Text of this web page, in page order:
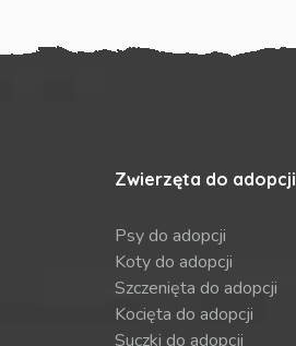
Zwierzęta do adopcji
Psy do adopcji
Koty do adopcji
Szczenięta do adopcji
Kocięta do adopcji
Suczki do adopcji